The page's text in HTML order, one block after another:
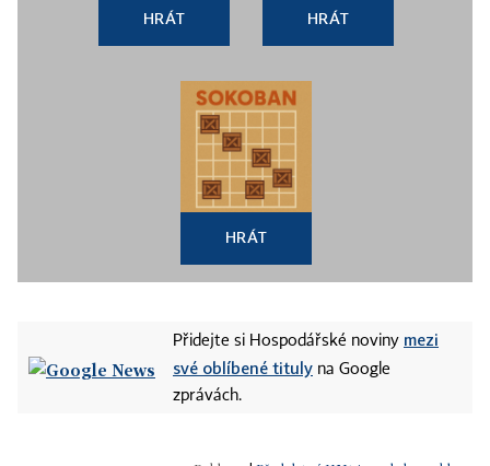
HRÁT HRÁT
HRÁT
Přidejte si Hospodářské noviny mezi
své oblíbené tituly na Google
zprávách.